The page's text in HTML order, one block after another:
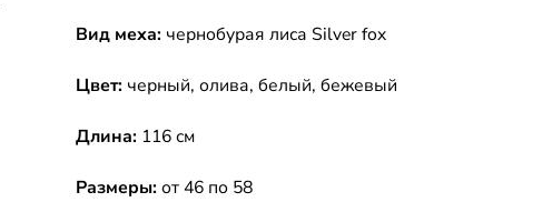
Вид меха: чернобурая лиса Silver fox
Цвет: черный, олива, белый, бежевый
Длина: 116 см
Размеры: от 46 по 58